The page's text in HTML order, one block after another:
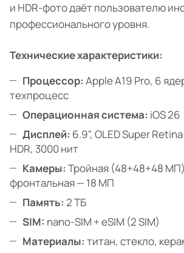
и HDR-фото даёт пользователю
профессионального уровня.
Технические характеристики:
Процессор: Apple A19 Pro, 6
техпроцесс
Операционная система: iOS 26
Дисплей: 6.9", OLED Super
HDR, 3000 нит
Камеры: Тройная (48+48+48 МП)
фронтальная — 18 МП
Память: 2 ТБ
SIM: nano-SIM + eSIM (2 SIM)
Материалы: титан, стекло,